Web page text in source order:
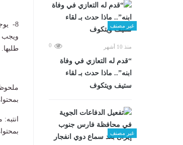
غير مصنف
منذ 10 أشهر 0
“قدم له التعازي في وفاة
ابنه”.. ماذا حدث بـ لقاء
ستيف ويتكوف
غير مصنف
8-
ويجب
طلبها.